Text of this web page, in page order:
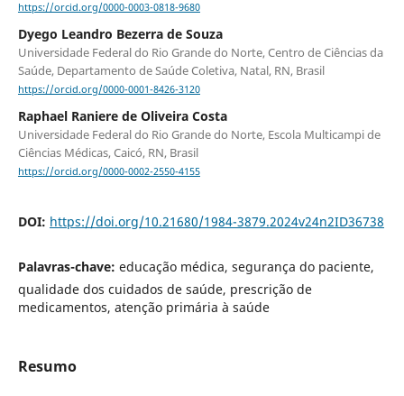
https://orcid.org/0000-0003-0818-9680
Dyego Leandro Bezerra de Souza
Universidade Federal do Rio Grande do Norte, Centro de Ciências da
Saúde, Departamento de Saúde Coletiva, Natal, RN, Brasil
https://orcid.org/0000-0001-8426-3120
Raphael Raniere de Oliveira Costa
Universidade Federal do Rio Grande do Norte, Escola Multicampi de
Ciências Médicas, Caicó, RN, Brasil
https://orcid.org/0000-0002-2550-4155
DOI: https://doi.org/10.21680/1984-3879.2024v24n2ID36738
Palavras-chave: educação médica, segurança do paciente,
qualidade dos cuidados de saúde, prescrição de
medicamentos, atenção primária à saúde
Resumo